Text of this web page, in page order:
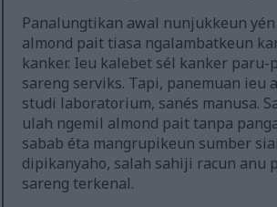
Panalungtikan awal nunjukkeun
almond pait tiasa ngalambatkeun
kanker. Ieu kalebet sél kanker paru-
sareng serviks. Tapi, panemuan ieu
studi laboratorium, sanés manusa.
ulah ngemil almond pait tanpa
sabab éta mangrupikeun sumber
dipikanyaho, salah sahiji racun anu
sareng terkenal.